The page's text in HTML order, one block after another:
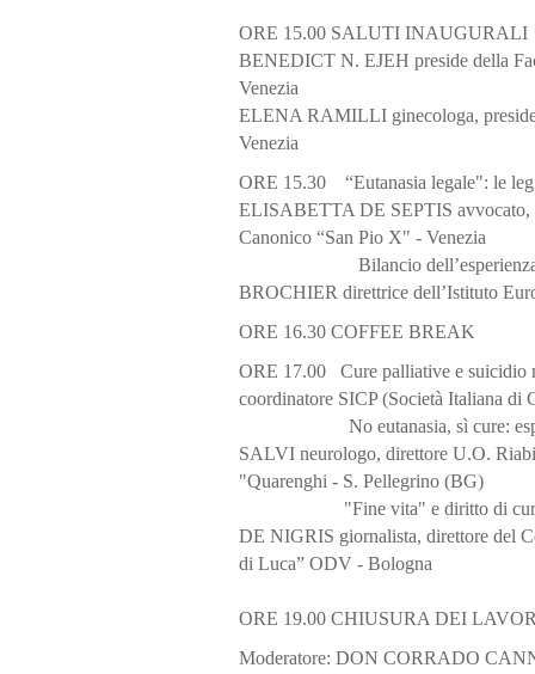
ORE 15.00 SALUTI INAUGURALI
BENEDICT N. EJEH preside della
Venezia
ELENA RAMILLI ginecologa,
Venezia
ORE 15.30 “Eutanasia legale": le
ELISABETTA DE SEPTIS
Canonico “San Pio X" - Venezia
Bilancio dell’esperienza
BROCHIER direttrice dell’Istituto
ORE 16.30 COFFEE BREAK
ORE 17.00 Cure palliative e suicidio
coordinatore SICP (Società Italiana di
No eutanasia, sì cure:
SALVI neurologo, direttore U.O.
"Quarenghi - S. Pellegrino (BG)
"Fine vita" e diritto di cura:
DE NIGRIS giornalista, direttore del
di Luca” ODV - Bologna
ORE 19.00 CHIUSURA DEI
Moderatore: DON CORRADO